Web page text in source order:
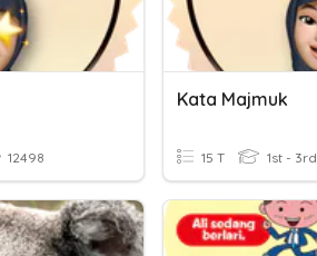
12498
Kata Majmuk
15 T 1st - 3rd